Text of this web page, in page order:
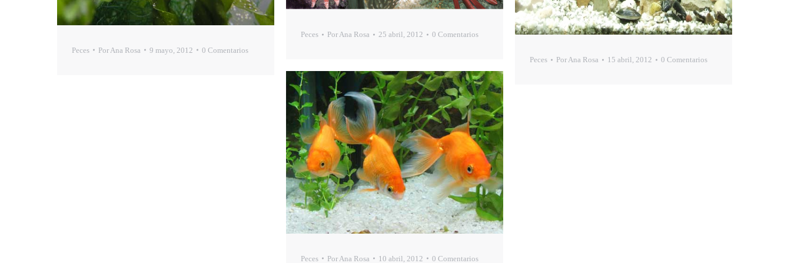
Peces Por Ana Rosa 9 mayo, 2012 0 Comentarios
Peces PorAna Rosa 25 abril, 2012 0 Comentarios
Peces PorAna Rosa 15 abril, 2012 0 Comentarios
Peces Por Ana Rosa 10 abril, 2012 0 Comentarios